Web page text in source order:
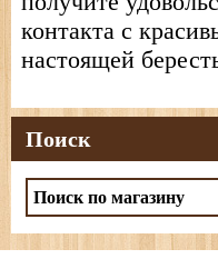
контакта с
настоящей
Поиск